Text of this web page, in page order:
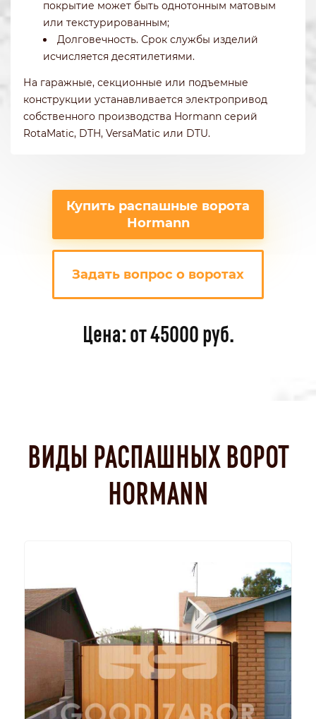
покрытие может быть однотонным матовым
или текстурированным;
Долговечность. Срок службы изделий
исчисляется десятилетиями.
На гаражные, секционные или подъемные
конструкции устанавливается электропривод
собственного производства Hormann серий
RotaMatic, DTH, VersaMatic или DTU.
Купить распашные ворота
Hormann
Задать вопрос о воротах
Цена: от 45000 руб.
ВИДЫ РАСПАШНЫХ ВОРОТ
HORMANN